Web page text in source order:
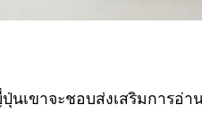
นเขาจะชอบส่งเสริมการอ่